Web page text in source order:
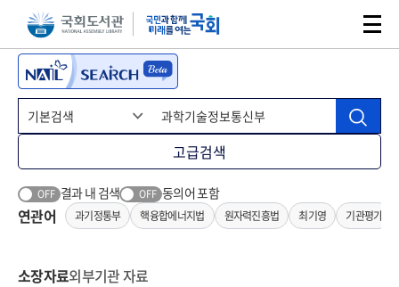
본문 바로가기주메뉴 바로가기
고급검색
OFF 결과 내 검색 OFF 동의어 포함
연관어 과기정통부 핵융합에너지법 원자력진흥법 최기영 기관평가
소장자료외부기관 자료